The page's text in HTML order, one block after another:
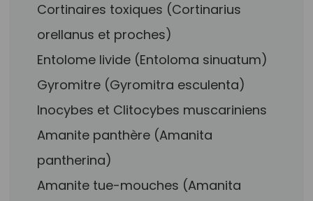
Cortinaires toxiques (Cortinarius
orellanus et proches)
Entolome livide (Entoloma sinuatum)
Gyromitre (Gyromitra esculenta)
Inocybes et Clitocybes muscariniens
Amanite panthère (Amanita
pantherina)
Amanite tue-mouches (Amanita